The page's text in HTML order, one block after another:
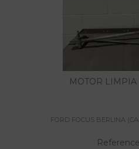
MOTOR LIMPIA
FORD FOCUS BERLINA